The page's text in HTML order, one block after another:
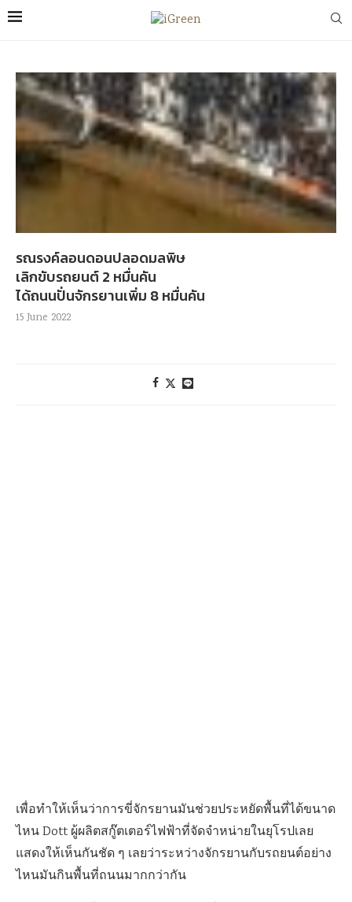
รณรงค์ลอนดอนปลอดมลพิษ
เลิกขับรถยนต์ 2 หมื่นคัน
ได้ถนนปั่นจักรยานเพิ่ม 8 หมื่นคัน
15 June 2022
เพื่อทำให้เห็นว่าการขี่จักรยานมันช่วยประหยัดพื้นที่ได้ขนาด
ไหน Dott ผู้ผลิตสกู๊ตเตอร์ไฟฟ้าที่จัดจำหน่ายในยุโรปเลย
แสดงให้เห็นกันชัด ๆ เลยว่าระหว่างจักรยานกับรถยนต์อย่าง
ไหนมันกินพื้นที่ถนนมากกว่ากัน